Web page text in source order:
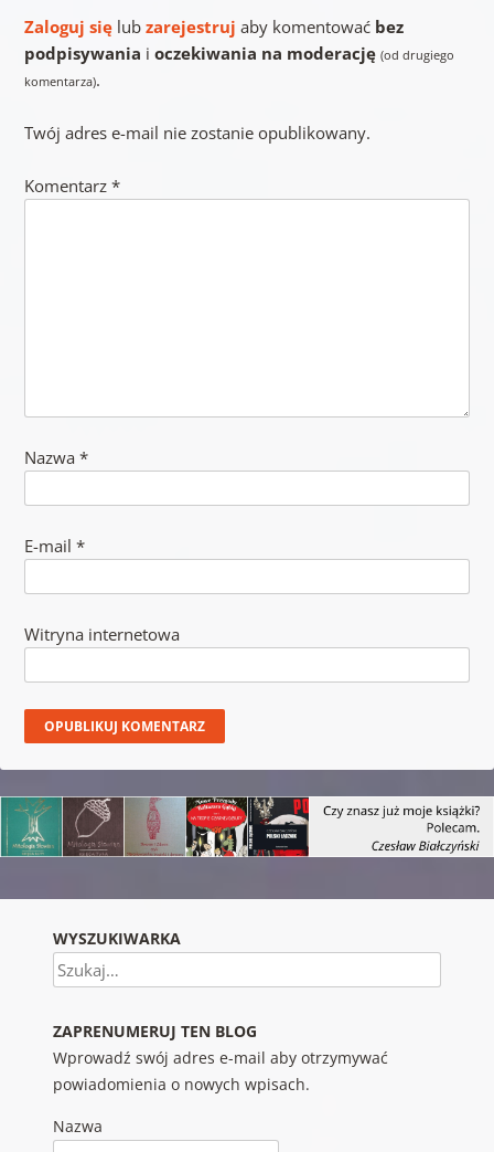
Zaloguj sięlub zarejestruj aby komentować bez
podpisywania i oczekiwania na moderację (od drugiego
komentarza).
Twój adres e-mail nie zostanie opublikowany.
Komentarz *
Nazwa *
E-mail *
Witryna internetowa
WYSZUKIWARKA
Szukaj
ZAPRENUMERUJ TEN BLOG
Wprowadź swój adres e-mail aby otrzymywać
powiadomienia o nowych wpisach.
Nazwa